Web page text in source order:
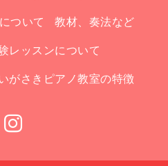
ついて 教材、奏法など
レッスンについて
がさきピアノ教室の特徴